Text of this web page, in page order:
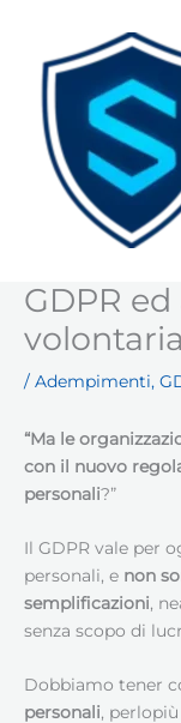
contenuto
GDPR
/ Adempimenti,
“Ma le
con il nuovo
personali?”
Il GDPR vale per
personali, e non
semplificazioni,
senza scopo di
Dobbiamo tener
personali,